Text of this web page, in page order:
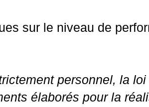
sur le niveau de
personnel, la
élaborés pour la